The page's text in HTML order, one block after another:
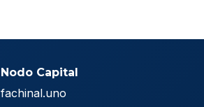
Nodo Capital
fachinal.uno